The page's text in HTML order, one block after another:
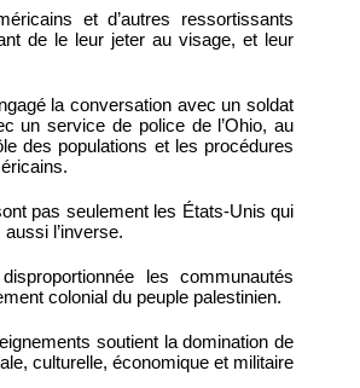
et d’autres ressortissants
de le leur jeter au visage, et leur
la conversation avec un soldat
un service de police de l’Ohio, au
des populations et les procédures
pas seulement les États-Unis qui
l’inverse.
les communautés
colonial du peuple palestinien.
soutient la domination de
culturelle, économique et militaire